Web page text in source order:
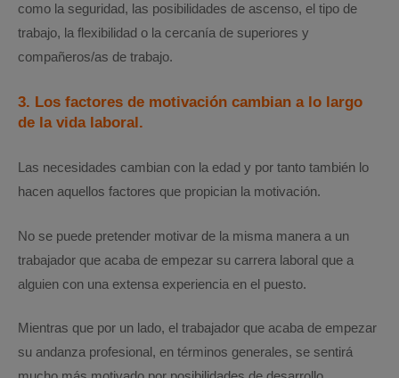
como la seguridad, las posibilidades de ascenso, el tipo de
trabajo, la flexibilidad o la cercanía de superiores y
compañeros/as de trabajo.
3. Los factores de motivación cambian a lo largo
de la vida laboral.
Las necesidades cambian con la edad y por tanto también lo
hacen aquellos factores que propician la motivación.
No se puede pretender motivar de la misma manera a un
trabajador que acaba de empezar su carrera laboral que a
alguien con una extensa experiencia en el puesto.
Mientras que por un lado, el trabajador que acaba de empezar
su andanza profesional, en términos generales, se sentirá